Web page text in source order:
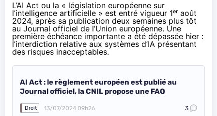
L’AI Act ou la « législation européenne sur
l’intelligence artificielle » est entré vigueur 1ᵉʳ août
2024, après sa publication deux semaines plus tôt
au Journal officiel de l’Union européenne. Une
première échéance importante a été dépassée hier :
l’interdiction relative aux systèmes d’IA présentant
des risques inacceptables.
AI Act : le règlement européen est publié au
Journal officiel, la CNIL propose une FAQ
Droit 13/07/2024 09h26 3